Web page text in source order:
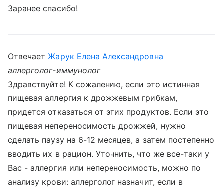
Заранее спасибо!
ОтвечаетЖарук Елена Александровна
аллерголог-иммунолог
Здравствуйте! К сожалению, если это истинная
пищевая аллергия к дрожжевым грибкам,
придется отказаться от этих продуктов. Если это
пищевая непереносимость дрожжей, нужно
сделать паузу на 6-12 месяцев, а затем постепенно
вводить их в рацион. Уточнить, что же все-таки у
Вас - аллергия или непереносимость, можно по
анализу крови: аллерголог назначит, если в